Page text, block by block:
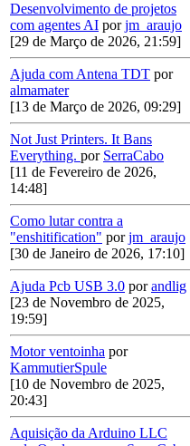
Desenvolvimento de projetos
com agentes AI porjm_araujo
[29 de Março de 2026, 21:59]
Ajuda com Antena TDT por
almamater
[13 de Março de 2026, 09:29]
Not Just Printers. It Bans
Everything. por SerraCabo
[11 de Fevereiro de 2026,
14:48]
Como lutar contra a
"enshitification" porjm_araujo
[30 de Janeiro de 2026, 17:10]
Ajuda Pcb USB 3.0 porandlig
[23 de Novembro de 2025,
19:59]
Motor ventoinha por
KammutierSpule
[10 de Novembro de 2025,
20:43]
Aquisição da Arduino LLC